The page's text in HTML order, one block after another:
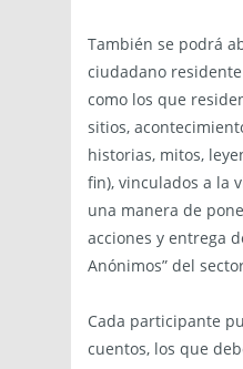
También se podrá
ciudadano
como los que
sitios,
historias, mitos,
fin), vinculados a la
una manera de
acciones y entrega
Anónimos” del
Cada participante
cuentos, los que